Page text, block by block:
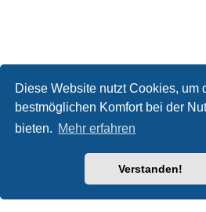
Diese Website nutzt Cookies, um
bestmöglichen Komfort bei der
bieten. Mehr erfahren
Verstanden!